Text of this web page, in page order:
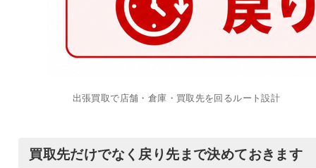
出張買取で店舗・倉庫・買取先を回るルート設計
買取先だけでなく戻り先まで決めておきます